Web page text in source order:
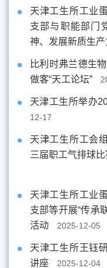
天津工生所工业
支部与职能部门
神、发展新质生产
比利时弗兰德生
做客“天工论坛”
天津工生所举办
12-17
天津工生所工会
三届职工气排球
天津工生所工业
支部等开展“传承
活动
2025-12-05
天津工生所王钰
讲座
2025-12-04